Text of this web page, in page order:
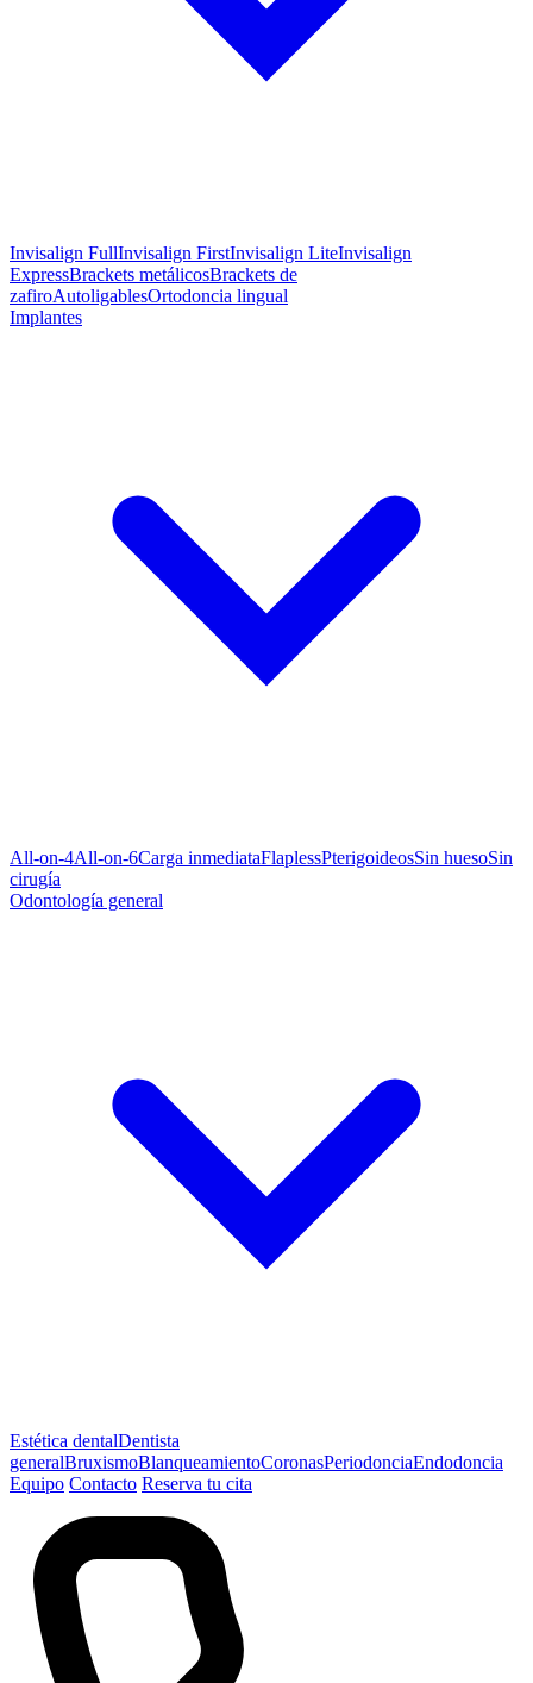
Invisalign FullInvisalign FirstInvisalign LiteInvisalign
ExpressBrackets metálicosBrackets de
zafiroAutoligablesOrtodoncia lingual
Implantes
All-on-4All-on-6Carga inmediataFlaplessPterigoideosSin huesoSin
cirugía
Odontología general
Estética dentalDentista
generalBruxismoBlanqueamientoCoronasPeriodonciaEndodoncia
Equipo Contacto Reserva tu cita